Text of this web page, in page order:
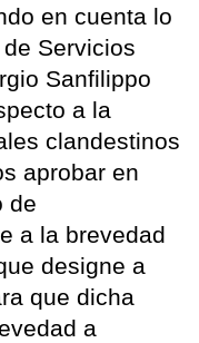
en cuenta lo
Servicios
Sanfilippo
a la
clandestinos
aprobar en
de
a la brevedad
designe a
que dicha
a